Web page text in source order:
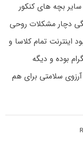
بچه های کنکور
دچار مشکلات روحی
اینترنت تمام کلاسا و
بوده و دیگه
سلامتی برای هم